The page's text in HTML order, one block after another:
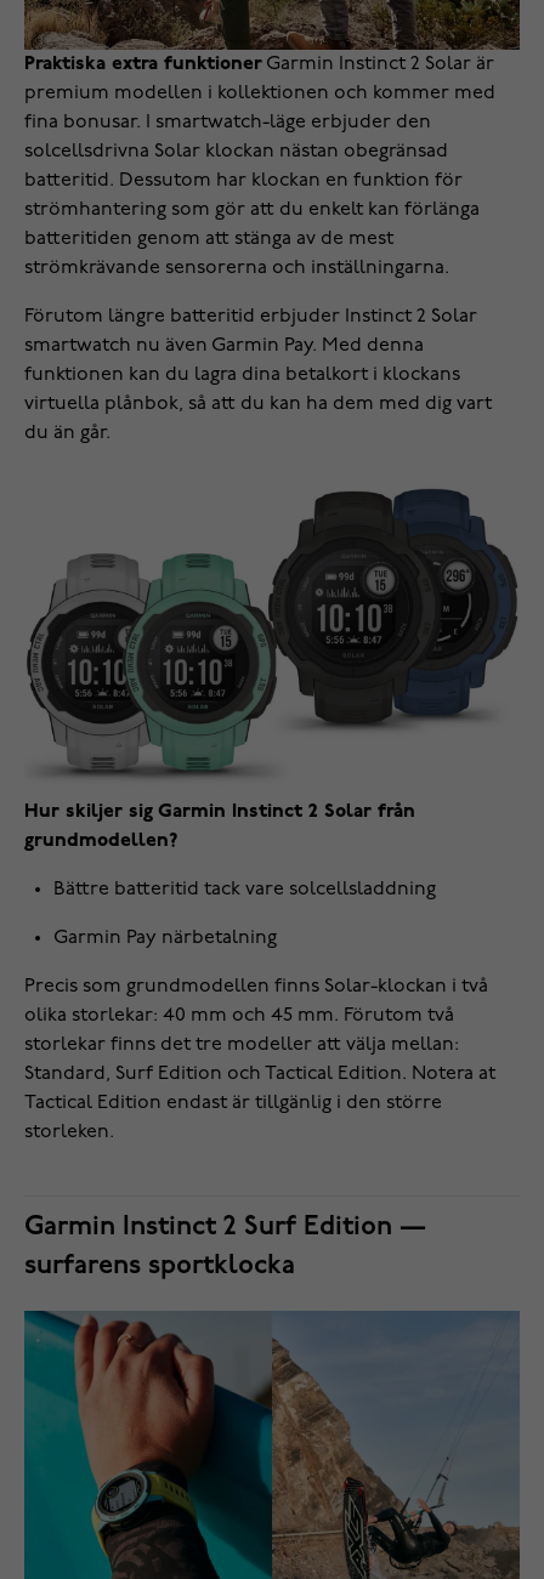
Praktiska extra funktioner Garmin Instinct 2 Solar är
premium modellen i kollektionen och kommer med
fina bonusar. I smartwatch-läge erbjuder den
solcellsdrivna Solar klockan nästan obegränsad
batteritid. Dessutom har klockan en funktion för
strömhantering som gör att du enkelt kan förlänga
batteritiden genom att stänga av de mest
strömkrävande sensorerna och inställningarna.
Förutom längre batteritid erbjuder Instinct 2 Solar
smartwatch nu även Garmin Pay. Med denna
funktionen kan du lagra dina betalkort i klockans
virtuella plånbok, så att du kan ha dem med dig vart
du än går.
Hur skiljer sig Garmin Instinct 2 Solar från
grundmodellen?
Bättre batteritid tack vare solcellsladdning
Garmin Pay närbetalning
Precis som grundmodellen finns Solar-klockan i två
olika storlekar: 40 mm och 45 mm. Förutom två
storlekar finns det tre modeller att välja mellan:
Standard, Surf Edition och Tactical Edition. Notera at
Tactical Edition endast är tillgänlig i den större
storleken.
Garmin Instinct 2 Surf Edition —
surfarens sportklocka